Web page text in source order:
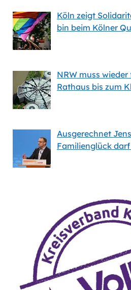
Köln zeigt
bin beim Kölner
NRW muss
Rathaus bis zum
Ausgerechnet
Familienglück